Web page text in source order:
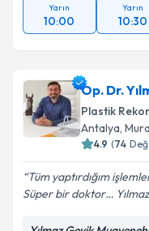
Yarın
10:00
Yarın
10:30
Op. Dr.
Plastik
Antalya,
4.9 (74
Tüm yaptırdığım
Süper bir doktor…